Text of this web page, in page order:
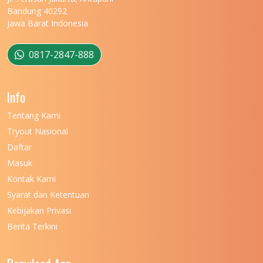
UNIVERSITAS MATARAM
UNIVERSITAS MULAWARMAN
UNIVERSITAS MUSAMUS
UNIVERSITAS NEGERI KHAIRUN
UNIVERSITAS NEGERI MANADO
UNIVERSITAS NEGERI MEDAN
UNIVERSITAS NEGERI PADANG
Bandung 40292
Jawa Barat Indonesia
0817-2847-888
Info
Tentang Kami
Tryout Nasional
Daftar
Masuk
Kontak Kami
Syarat dan Ketentuan
Kebijakan Privasi
Berita Terkini